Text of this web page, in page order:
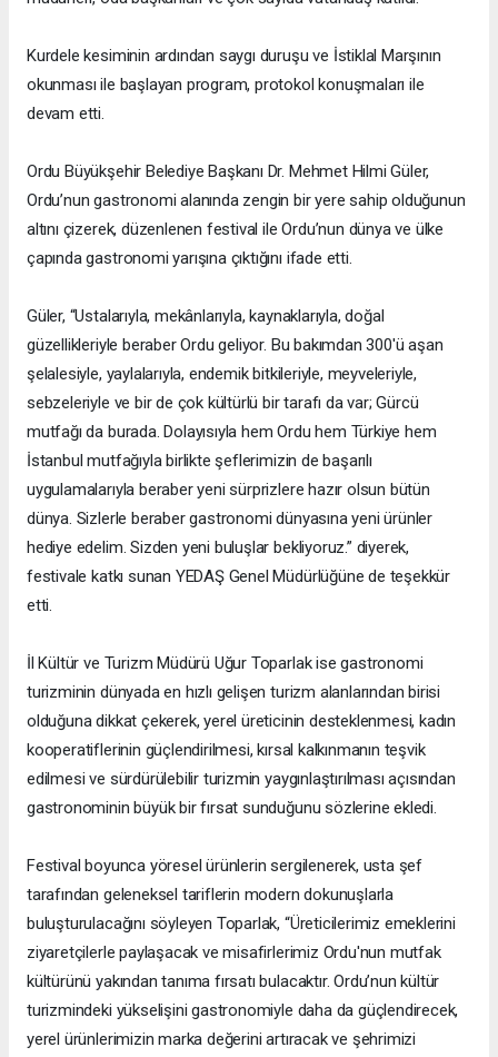
Kurdele kesiminin ardından saygı duruşu ve İstiklal Marşının
okunması ile başlayan program, protokol konuşmaları ile
devam etti.
Ordu Büyükşehir Belediye Başkanı Dr. Mehmet Hilmi Güler,
Ordu’nun gastronomi alanında zengin bir yere sahip olduğunun
altını çizerek, düzenlenen festival ile Ordu’nun dünya ve ülke
çapında gastronomi yarışına çıktığını ifade etti.
Güler, “Ustalarıyla, mekânlarıyla, kaynaklarıyla, doğal
güzellikleriyle beraber Ordu geliyor. Bu bakımdan 300'ü aşan
şelalesiyle, yaylalarıyla, endemik bitkileriyle, meyveleriyle,
sebzeleriyle ve bir de çok kültürlü bir tarafı da var; Gürcü
mutfağı da burada. Dolayısıyla hem Ordu hem Türkiye hem
İstanbul mutfağıyla birlikte şeflerimizin de başarılı
uygulamalarıyla beraber yeni sürprizlere hazır olsun bütün
dünya. Sizlerle beraber gastronomi dünyasına yeni ürünler
hediye edelim. Sizden yeni buluşlar bekliyoruz.” diyerek,
festivale katkı sunan YEDAŞ Genel Müdürlüğüne de teşekkür
etti.
İl Kültür ve Turizm Müdürü Uğur Toparlak ise gastronomi
turizminin dünyada en hızlı gelişen turizm alanlarından birisi
olduğuna dikkat çekerek, yerel üreticinin desteklenmesi, kadın
kooperatiflerinin güçlendirilmesi, kırsal kalkınmanın teşvik
edilmesi ve sürdürülebilir turizmin yaygınlaştırılması açısından
gastronominin büyük bir fırsat sunduğunu sözlerine ekledi.
Festival boyunca yöresel ürünlerin sergilenerek, usta şef
tarafından geleneksel tariflerin modern dokunuşlarla
buluşturulacağını söyleyen Toparlak, “Üreticilerimiz emeklerini
ziyaretçilerle paylaşacak ve misafirlerimiz Ordu'nun mutfak
kültürünü yakından tanıma fırsatı bulacaktır. Ordu’nun kültür
turizmindeki yükselişini gastronomiyle daha da güçlendirecek,
yerel ürünlerimizin marka değerini artıracak ve şehrimizi